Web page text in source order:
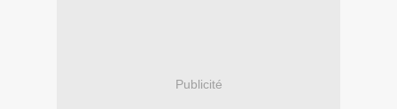
Publicité